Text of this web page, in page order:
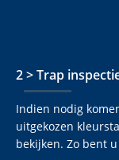
2 > Trap
Indien nodig
uitgekozen
bekijken. Zo bent